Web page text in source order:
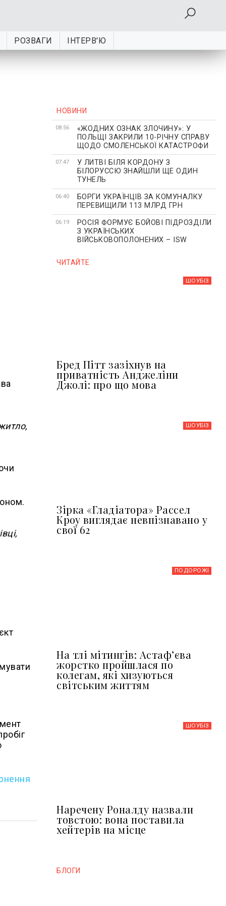
РОЗВАГИ ІНТЕРВ'Ю
НОВИНИ
08:56
«ЖОДНИХ ОЗНАК ЗЛОЧИНУ»: У
ПОЛЬЩІ ЗАКРИЛИ 10-РІЧНУ СПРАВУ
ЩОДО СМОЛЕНСЬКОЇ КАТАСТРОФИ
07:47
У ЛИТВІ БІЛЯ КОРДОНУ З
БІЛОРУССЮ ЗНАЙШЛИ ЩЕ ОДИН
ТУНЕЛЬ
06:40
БОРГИ УКРАЇНЦІВ ЗА КОМУНАЛКУ
ПЕРЕВИЩИЛИ 113 МЛРД ГРН
06:19
РОСІЯ ФОРМУЄ БОЙОВІ ПІДРОЗДІЛИ
З УКРАЇНСЬКИХ
ВІЙСЬКОВОПОЛОНЕНИХ – ISW
ЧИТАЙТЕ
ШОУБIЗ
Бред Пітт зазіхнув на
приватність Анджеліни
Джолі: про що мова
ШОУБIЗ
Зірка «Гладіатора» Рассел
Кроу виглядає невпізнавано у
свої 62
ПОДОРОЖІ
На тлі мітингів: Астафʼєва
жорстко пройшлася по
колегам, які хизуються
світським життям
ШОУБIЗ
Наречену Роналду назвали
товстою: вона поставила
хейтерів на місце
БЛОГИ